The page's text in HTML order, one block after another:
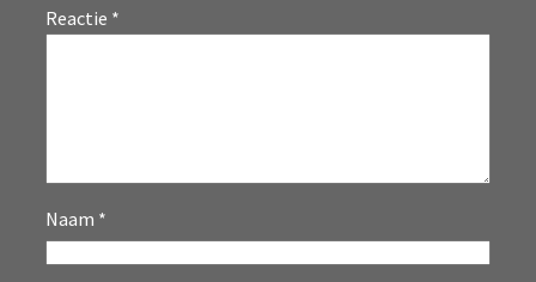
Reactie *
Naam *